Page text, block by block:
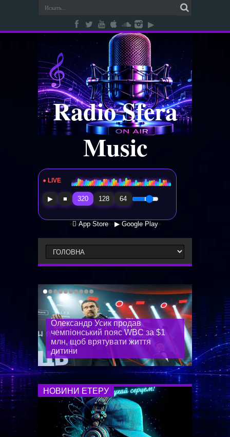
Radio Sfera
Music
● LIVE Radio Sfera Music
▶ ■ 320 128 64
 App Store ▶ Google Play
Олександр Усик продав
чемпіонський пояс WBC за $1
млн, щоб врятувати життя
дитини
НОВИНИ ЕТЕРУ